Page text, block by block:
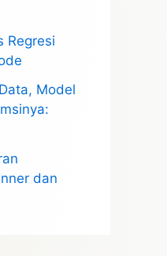
Regresi
Model
dan